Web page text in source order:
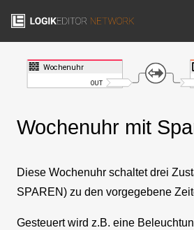
Wochenuhr mit
Diese Wochenuhr schaltet drei
SPAREN) zu den vorgegebene
Gesteuert wird z.B. eine